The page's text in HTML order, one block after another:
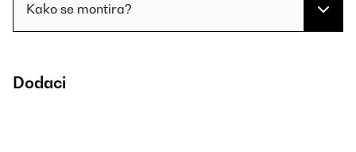
Kako se montira?
Dodaci